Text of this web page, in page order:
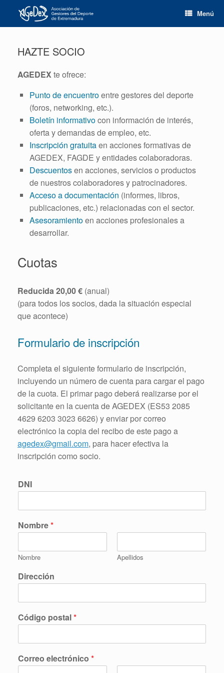
contenido
Menú
HAZTE SOCIO
AGEDEXte ofrece:
Punto de encuentroentre gestores del deporte
(foros, networking, etc.).
Boletín informativocon información de interés,
oferta y demandas de empleo, etc.
Inscripción gratuitaen acciones formativas de
AGEDEX, FAGDE y entidades colaboradoras.
Descuentosen acciones, servicios o productos
de nuestros colaboradores y patrocinadores.
Acceso a documentación (informes, libros,
publicaciones, etc.) relacionadas con el sector.
Asesoramientoen acciones profesionales a
desarrollar.
Cuotas
Reducida 20,00 € (anual)
(para todos los socios, dada la situación especial
que acontece)
Formulario de inscripción
Completa el siguiente formulario de inscripción,
incluyendo un número de cuenta para cargar el pago
de la cuota. El primar pago deberá realizarse por el
solicitante en la cuenta de AGEDEX (ES53 2085
4629 6203 3023 6626) y enviar por correo
electrónico la copia del recibo de este pago a
agedex@gmail.com, para hacer efectiva la
inscripción como socio.
DNI
Nombre*
Nombre Apellidos
Dirección
Código postal*
Correo electrónico *